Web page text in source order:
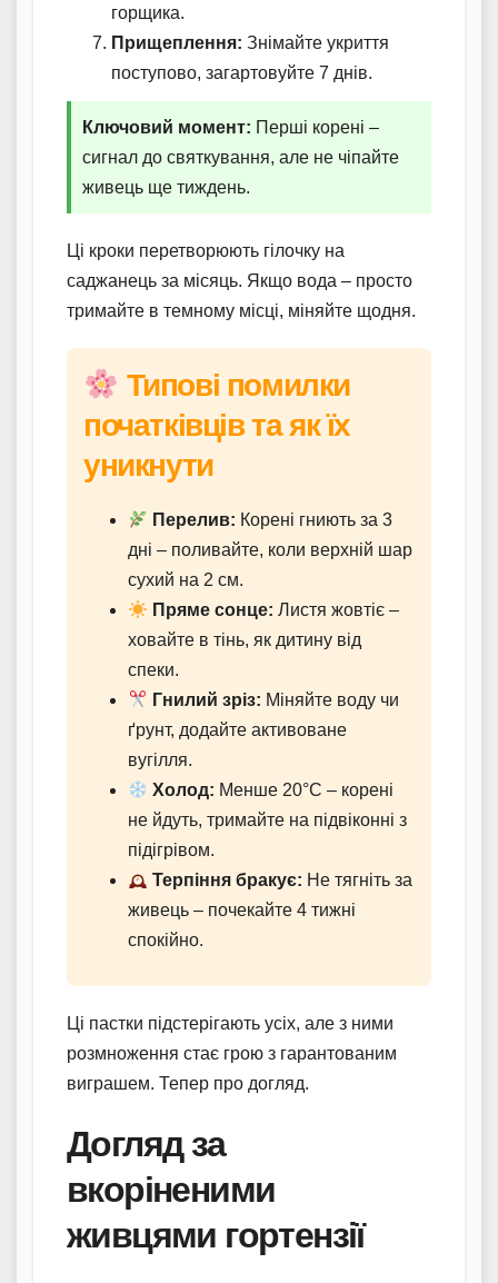
горщика.
Прищеплення: Знімайте укриття
поступово, загартовуйте 7 днів.
Ключовий момент: Перші корені –
сигнал до святкування, але не чіпайте
живець ще тиждень.
Ці кроки перетворюють гілочку на
саджанець за місяць. Якщо вода – просто
тримайте в темному місці, міняйте щодня.
Типові помилки
початківців та як їх
уникнути
Перелив: Корені гниють за 3
дні – поливайте, коли верхній шар
сухий на 2 см.
Пряме сонце: Листя жовтіє –
ховайте в тінь, як дитину від
спеки.
Гнилий зріз: Міняйте воду чи
ґрунт, додайте активоване
вугілля.
Холод: Менше 20°C – корені
не йдуть, тримайте на підвіконні з
підігрівом.
Терпіння бракує: Не тягніть за
живець – почекайте 4 тижні
спокійно.
Ці пастки підстерігають усіх, але з ними
розмноження стає грою з гарантованим
виграшем. Тепер про догляд.
Догляд за
вкоріненими
живцями гортензії